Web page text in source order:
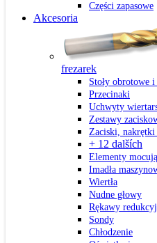
Części zapasowe
Akcesoria
frezarek
Stoły obrotowe
Przecinaki
Uchwyty
Zestawy
Zaciski,
+ 12 dalších
Elementy
Imadła
Wiertła
Nudne głowy
Rękawy
Sondy
Chłodzenie